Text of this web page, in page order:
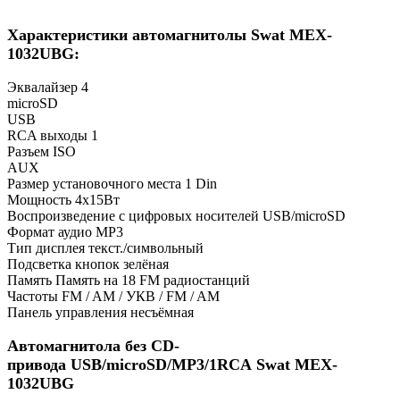
Характеристики автомагнитолы Swat MEX-
1032UBG:
Эквалайзер 4
microSD
USB
RCA выходы 1
Разъем ISO
AUX
Размер установочного места 1 Din
Мощность 4x15Вт
Воспроизведение с цифровых носителей USB/microSD
Формат аудио MP3
Тип дисплея текст./символьный
Подсветка кнопок зелёная
Память Память на 18 FM радиостанций
Частоты FM / AM / УКВ / FM / AM
Панель управления несъёмная
Автомагнитола без CD-
привода USB/microSD/MP3/1RCA Swat MEX-
1032UBG